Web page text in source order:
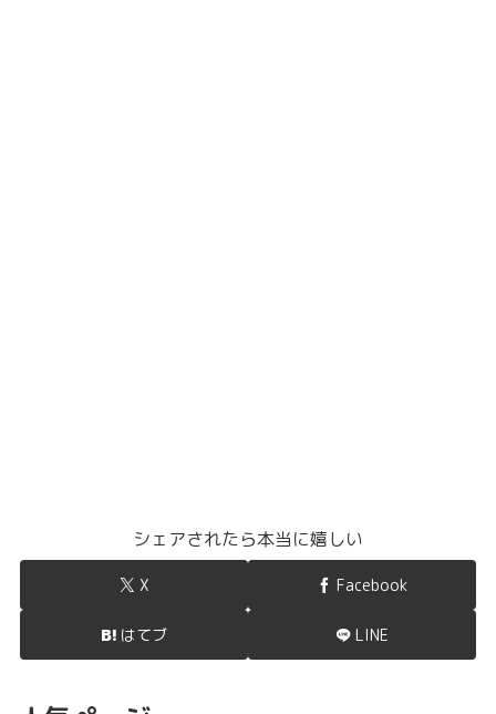
シェアされたら本当に嬉しい
X Facebook
はてブ LINE